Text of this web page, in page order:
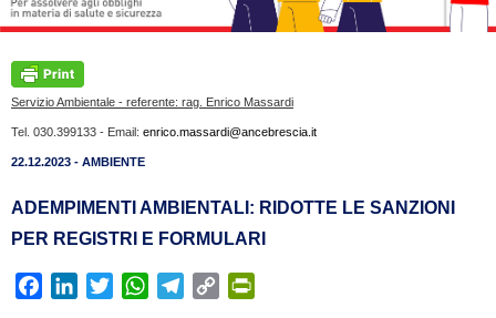
Servizio Ambientale - referente: rag. Enrico Massardi
Tel. 030.399133 - Email: enrico.massardi@ancebrescia.it
22.12.2023 - AMBIENTE
ADEMPIMENTI AMBIENTALI: RIDOTTE LE SANZIONI
PER REGISTRI E FORMULARI
W
C